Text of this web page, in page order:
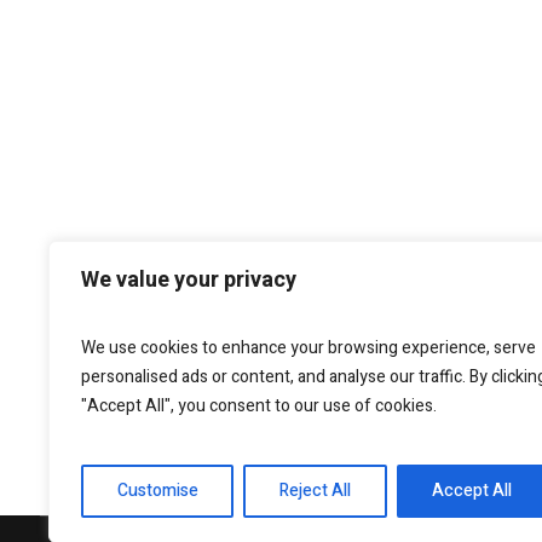
We value your privacy
We use cookies to enhance your browsing experience, serve
personalised ads or content, and analyse our traffic. By
"Accept All", you consent to our use of cookies.
Customise Reject All Accept All